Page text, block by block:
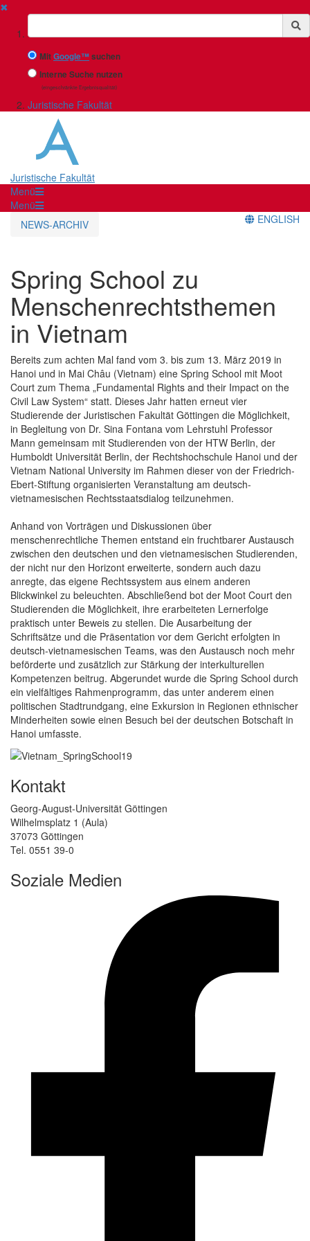
✖
Suchbegriff
MitGoogle™suchen
Interne Suche nutzen
(eingeschränkte Ergebnisqualität)
Juristische Fakultät
Juristische Fakultät
Menü
Menü
NEWS-ARCHIV
ENGLISH
Spring School zu
Menschenrechtsthemen
in Vietnam
Bereits zum achten Mal fand vom 3. bis zum 13. März 2019 in
Hanoi und in Mai Châu (Vietnam) eine Spring School mit Moot
Court zum Thema „Fundamental Rights and their Impact on the
Civil Law System“ statt. Dieses Jahr hatten erneut vier
Studierende der Juristischen Fakultät Göttingen die Möglichkeit,
in Begleitung von Dr. Sina Fontana vom Lehrstuhl Professor
Mann gemeinsam mit Studierenden von der HTW Berlin, der
Humboldt Universität Berlin, der Rechtshochschule Hanoi und der
Vietnam National University im Rahmen dieser von der Friedrich-
Ebert-Stiftung organisierten Veranstaltung am deutsch-
vietnamesischen Rechtsstaatsdialog teilzunehmen.
Anhand von Vorträgen und Diskussionen über
menschenrechtliche Themen entstand ein fruchtbarer Austausch
zwischen den deutschen und den vietnamesischen Studierenden,
der nicht nur den Horizont erweiterte, sondern auch dazu
anregte, das eigene Rechtssystem aus einem anderen
Blickwinkel zu beleuchten. Abschließend bot der Moot Court den
Studierenden die Möglichkeit, ihre erarbeiteten Lernerfolge
praktisch unter Beweis zu stellen. Die Ausarbeitung der
Schriftsätze und die Präsentation vor dem Gericht erfolgten in
deutsch-vietnamesischen Teams, was den Austausch noch mehr
beförderte und zusätzlich zur Stärkung der interkulturellen
Kompetenzen beitrug. Abgerundet wurde die Spring School durch
ein vielfältiges Rahmenprogramm, das unter anderem einen
politischen Stadtrundgang, eine Exkursion in Regionen ethnischer
Minderheiten sowie einen Besuch bei der deutschen Botschaft in
Hanoi umfasste.
Kontakt
Georg-August-Universität Göttingen
Wilhelmsplatz 1 (Aula)
37073 Göttingen
Tel. 0551 39-0
Soziale Medien